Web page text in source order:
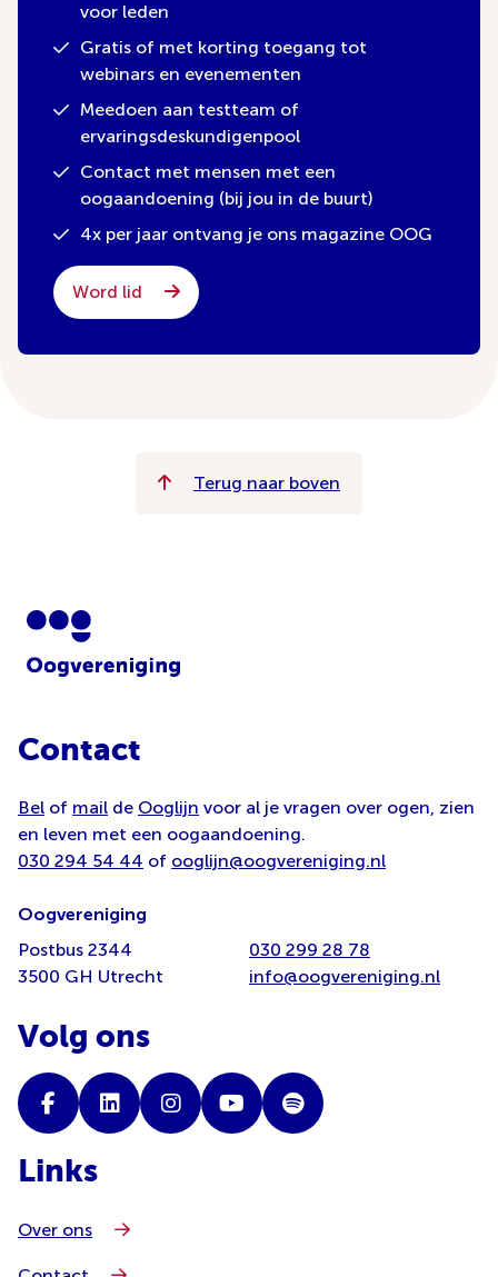
voor leden
Gratis of met korting toegang tot
webinars en evenementen
Meedoen aan testteam of
ervaringsdeskundigenpool
Contact met mensen met een
oogaandoening (bij jou in de buurt)
4x per jaar ontvang je ons magazine OOG
Word lid
Terug naar boven
Contact
Bel of mail de Ooglijn voor al je vragen over ogen, zien
en leven met een oogaandoening.
030 294 54 44 of ooglijn@oogvereniging.nl
Oogvereniging
Postbus 2344
3500 GH Utrecht
030 299 28 78
info@oogvereniging.nl
Volg ons
Links
Over ons